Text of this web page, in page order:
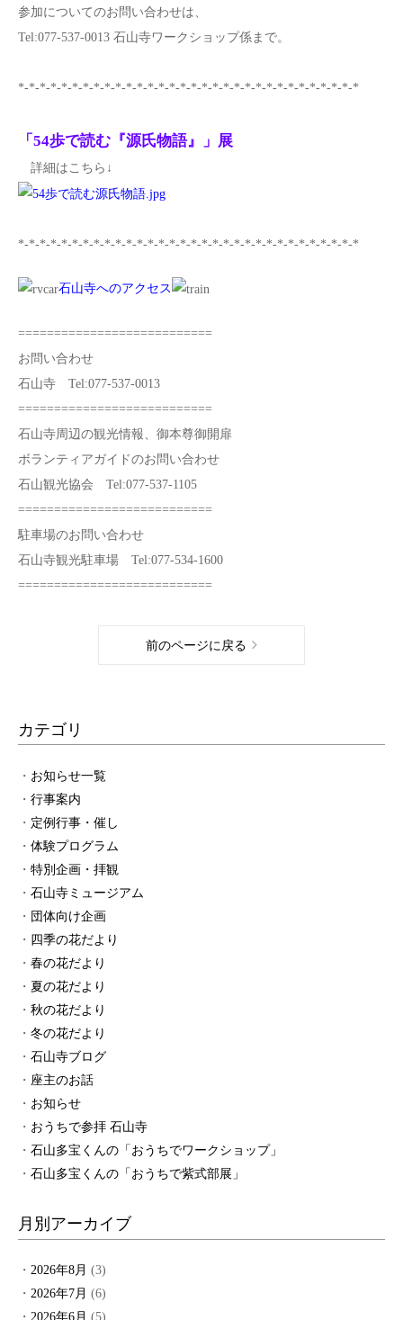
参加についてのお問い合わせは、
Tel:077-537-0013 石山寺ワークショップ係まで。
*-*-*-*-*-*-*-*-*-*-*-*-*-*-*-*-*-*-*-*-*-*-*-*-*-*-*-*-*-*-*-*
「54歩で読む『源氏物語』」展
詳細はこちら↓
*-*-*-*-*-*-*-*-*-*-*-*-*-*-*-*-*-*-*-*-*-*-*-*-*-*-*-*-*-*-*-*
石山寺へのアクセス
===========================
お問い合わせ
石山寺 Tel:077-537-0013
===========================
石山寺周辺の観光情報、御本尊御開扉
ボランティアガイドのお問い合わせ
石山観光協会 Tel:077-537-1105
===========================
駐車場のお問い合わせ
石山寺観光駐車場 Tel:077-534-1600
===========================
前のページに戻る
カテゴリ
お知らせ一覧
行事案内
定例行事・催し
体験プログラム
特別企画・拝観
石山寺ミュージアム
団体向け企画
四季の花だより
春の花だより
夏の花だより
秋の花だより
冬の花だより
石山寺ブログ
座主のお話
お知らせ
おうちで参拝 石山寺
石山多宝くんの「おうちでワークショップ」
石山多宝くんの「おうちで紫式部展」
月別アーカイブ
2026年8月 (3)
2026年7月 (6)
2026年6月 (5)